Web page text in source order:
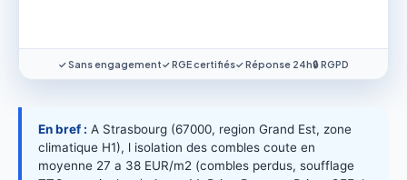
✓ Sans engagement✓ RGE certifiés✓ Réponse 24h🔒 RGPD
En bref : A Strasbourg (67000, region Grand Est, zone
climatique H1), l isolation des combles coute en
moyenne 27 a 38 EUR/m2 (combles perdus, soufflage